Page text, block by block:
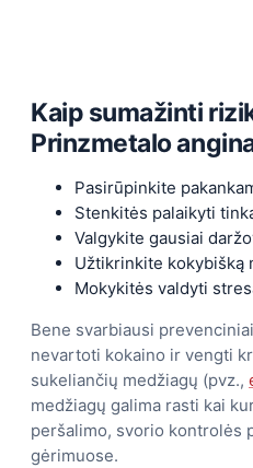
Kaip sumažinti
Prinzmetalo
Pasirūpinkite
Stenkitės palaikyti
Valgykite gausiai
Užtikrinkite kokybišką
Mokykitės valdyti
Bene svarbiausi
nevartoti kokaino ir vengti
sukeliančių medžiagų (pvz.,
medžiagų galima rasti kai
peršalimo, svorio kontrolės
gėrimuose.